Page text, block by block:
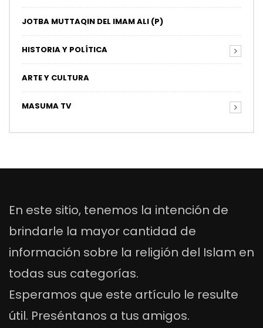
JOTBA MUTTAQIN DEL IMAM ALI (P)
HISTORIA Y POLÍTICA
ARTE Y CULTURA
MASUMA TV
En este sitio, tenemos la intención de
brindarle la mayor cantidad de
información sobre la religión del Islam en
todas sus categorías.
Esperamos que este artículo le resulte
útil. Preséntanos a tus amigos.